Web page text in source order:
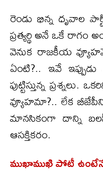
రెండు భిన్న ధృవాల
ప్రత్యర్థి అనే ఒకే
వెనుక రాజకీయ
ఏంటి?.. ఇవే
పుట్టిస్తున్న
వ్యూహమా?.. లేక
మానసికంగా దాన్ని
ఆసక్తికరం.
ముఖాముఖి పోటీ